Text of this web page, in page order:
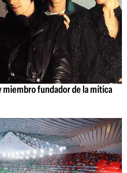
miembro fundador de la mítica